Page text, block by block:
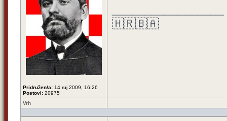
Pridružen/a: 14 ruj 2009, 16:26
Postovi: 20975
🇭🇷🇧🇦
Vrh